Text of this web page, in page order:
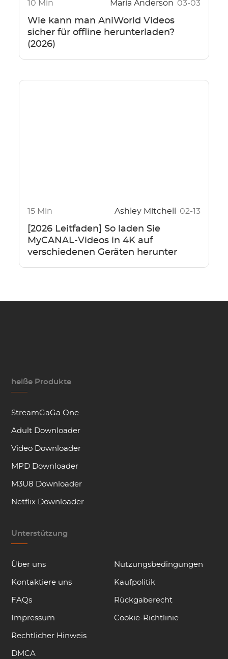
10 Min Maria Anderson 03-03
Wie kann man AniWorld Videos
sicher für offline herunterladen?
(2026)
15 Min Ashley Mitchell 02-13
[2026 Leitfaden] So laden Sie
MyCANAL-Videos in 4K auf
verschiedenen Geräten herunter
heiße Produkte
StreamGaGa One
Adult Downloader
Video Downloader
MPD Downloader
M3U8 Downloader
Netflix Downloader
Unterstützung
Über uns
Kontaktiere uns
FAQs
Impressum
Rechtlicher Hinweis
DMCA
Nutzungsbedingungen
Kaufpolitik
Rückgaberecht
Cookie-Richtlinie